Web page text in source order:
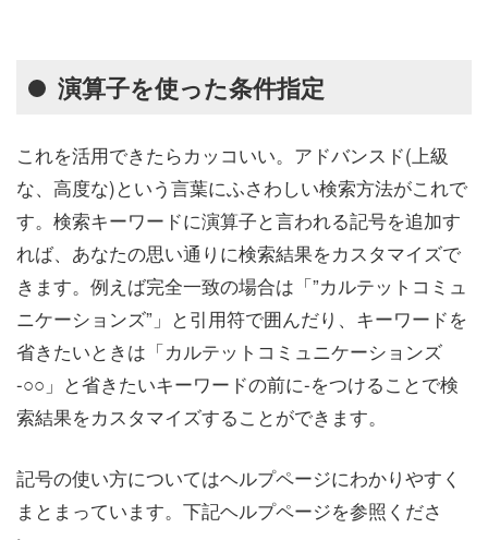
演算子を使った条件指定
これを活用できたらカッコいい。アドバンスド(上級
な、高度な)という言葉にふさわしい検索方法がこれで
す。検索キーワードに演算子と言われる記号を追加す
れば、あなたの思い通りに検索結果をカスタマイズで
きます。例えば完全一致の場合は「”カルテットコミュ
ニケーションズ”」と引用符で囲んだり、キーワードを
省きたいときは「カルテットコミュニケーションズ
-○○」と省きたいキーワードの前に-をつけることで検
索結果をカスタマイズすることができます。
記号の使い方についてはヘルプページにわかりやすく
まとまっています。下記ヘルプページを参照くださ